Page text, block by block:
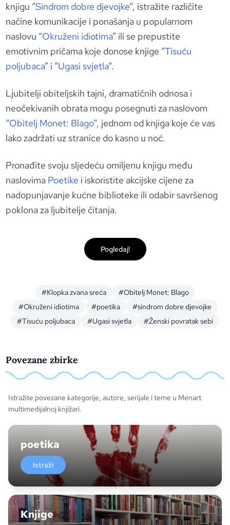
knjigu “Sindrom dobre djevojke“, istražite različite
načine komunikacije i ponašanja u popularnom
naslovu “Okruženi idiotima” ili se prepustite
emotivnim pričama koje donose knjige “Tisuću
poljubaca” i “Ugasi svjetla“.
Ljubitelji obiteljskih tajni, dramatičnih odnosa i
neočekivanih obrata mogu posegnuti za naslovom
“Obitelj Monet: Blago“, jednom od knjiga koje će vas
lako zadržati uz stranice do kasno u noć.
Pronađite svoju sljedeću omiljenu knjigu među
naslovima Poetike i iskoristite akcijske cijene za
nadopunjavanje kućne biblioteke ili odabir savršenog
poklona za ljubitelje čitanja.
Pogledaj!
#Klopka zvana sreća
#Obitelj Monet: Blago
#Okruženi idiotima
#poetika
#sindrom dobre djevojke
#Tisuću poljubaca
#Ugasi svjetla #Ženski povratak sebi
Povezane zbirke
Istražite povezane kategorije, autore, serijale i teme u Menart
multimedijalnoj knjižari.
poetika
Istraži
Knjige